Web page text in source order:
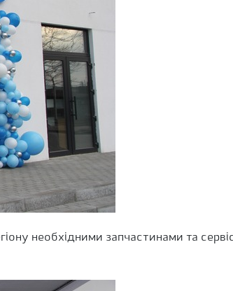
необхідними запчастинами та